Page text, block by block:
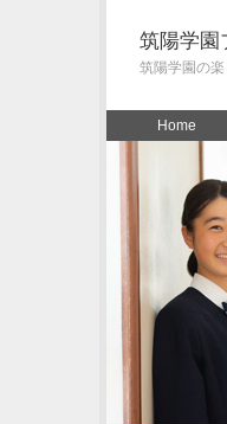
筑陽学園
筑陽学園の楽
Home